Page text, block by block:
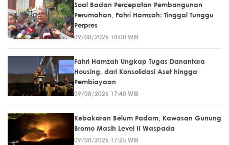
Soal Badan Percepatan Pembangunan
Perumahan, Fahri Hamzah: Tinggal Tunggu
Perpres
09/08/2026 18:00 WIB
Fahri Hamzah Ungkap Tugas Danantara
Housing, dari Konsolidasi Aset hingga
Pembiayaan
09/08/2026 17:40 WIB
Kebakaran Belum Padam, Kawasan Gunung
Bromo Masih Level II Waspada
09/08/2026 17:25 WIB